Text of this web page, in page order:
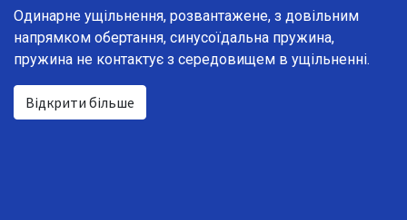
Одинарне ущільнення, розвантажене, з довільним
напрямком обертання, синусоїдальна пружина,
пружина не контактує з середовищем в ущільненні.
Відкрити більше